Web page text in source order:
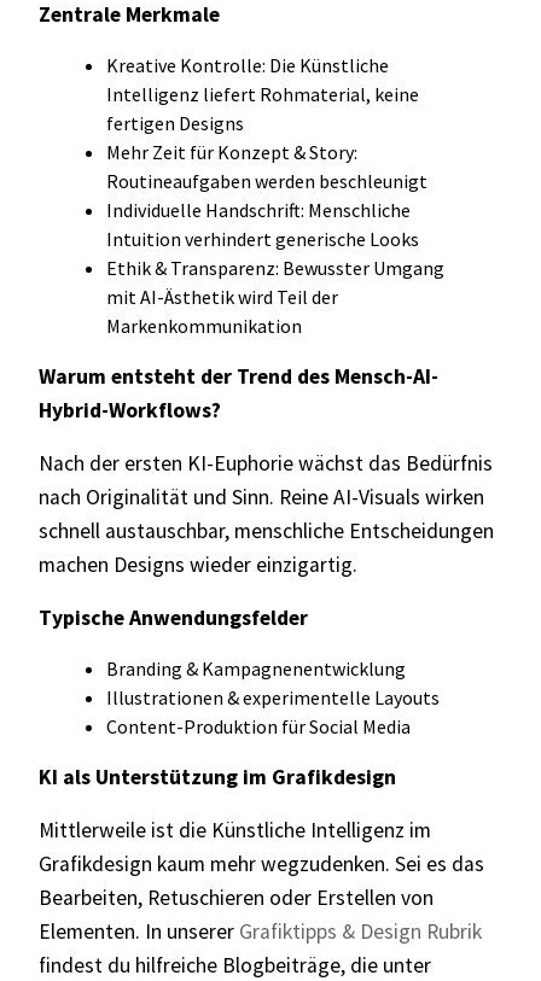
Zentrale Merkmale
Kreative Kontrolle: Die Künstliche
Intelligenz liefert Rohmaterial, keine
fertigen Designs
Mehr Zeit für Konzept & Story:
Routineaufgaben werden beschleunigt
Individuelle Handschrift: Menschliche
Intuition verhindert generische Looks
Ethik & Transparenz: Bewusster Umgang
mit AI-Ästhetik wird Teil der
Markenkommunikation
Warum entsteht der Trend des Mensch-AI-
Hybrid-Workflows?
Nach der ersten KI-Euphorie wächst das Bedürfnis
nach Originalität und Sinn. Reine AI-Visuals wirken
schnell austauschbar, menschliche Entscheidungen
machen Designs wieder einzigartig.
Typische Anwendungsfelder
Branding & Kampagnenentwicklung
Illustrationen & experimentelle Layouts
Content-Produktion für Social Media
KI als Unterstützung im Grafikdesign
Mittlerweile ist die Künstliche Intelligenz im
Grafikdesign kaum mehr wegzudenken. Sei es das
Bearbeiten, Retuschieren oder Erstellen von
Elementen. In unserer Grafiktipps & Design Rubrik
findest du hilfreiche Blogbeiträge, die unter